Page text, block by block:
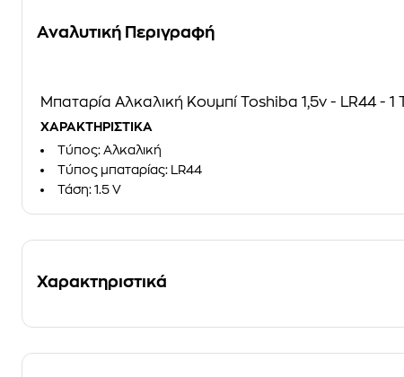
Αναλυτική Περιγραφή
Μπαταρία Αλκαλική Κουμπί Toshiba 1,5v - LR44 - 1
ΧΑΡΑΚΤΗΡΙΣΤΙΚΑ
Τύπος: Αλκαλική
Τύπος μπαταρίας: LR44
Τάση: 1.5 V
Χαρακτηριστικά